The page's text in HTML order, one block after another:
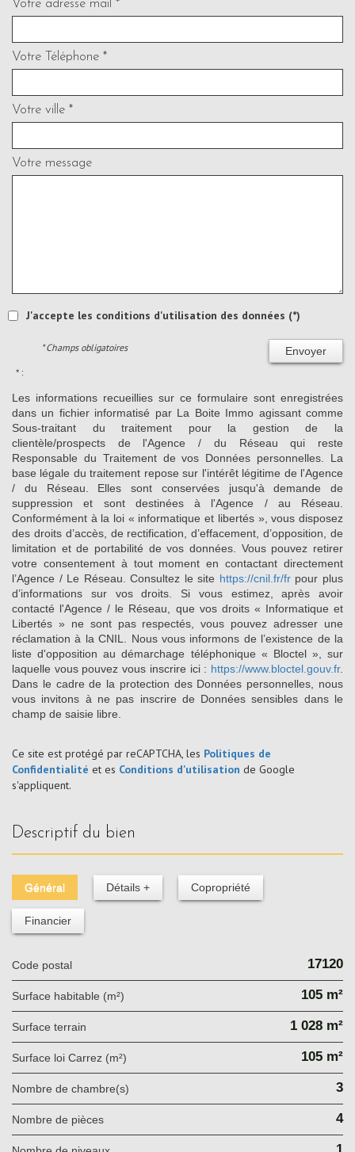
Votre adresse mail *
Votre Téléphone *
Votre ville *
Votre message
J'accepte les conditions d'utilisation des données (*)
Envoyer
* Champs obligatoires
* :
Les informations recueillies sur ce formulaire sont enregistrées
dans un fichier informatisé par La Boite Immo agissant comme
Sous-traitant du traitement pour la gestion de la
clientèle/prospects de l'Agence / du Réseau qui reste
Responsable du Traitement de vos Données personnelles. La
base légale du traitement repose sur l'intérêt légitime de l'Agence
/ du Réseau. Elles sont conservées jusqu'à demande de
suppression et sont destinées à l'Agence / au Réseau.
Conformément à la loi « informatique et libertés », vous disposez
des droits d’accès, de rectification, d’effacement, d’opposition, de
limitation et de portabilité de vos données. Vous pouvez retirer
votre consentement à tout moment en contactant directement
l’Agence / Le Réseau. Consultez le site https://cnil.fr/frpour plus
d’informations sur vos droits. Si vous estimez, après avoir
contacté l'Agence / le Réseau, que vos droits « Informatique et
Libertés » ne sont pas respectés, vous pouvez adresser une
réclamation à la CNIL. Nous vous informons de l’existence de la
liste d'opposition au démarchage téléphonique « Bloctel », sur
laquelle vous pouvez vous inscrire ici : https://www.bloctel.gouv.fr.
Dans le cadre de la protection des Données personnelles, nous
vous invitons à ne pas inscrire de Données sensibles dans le
champ de saisie libre.
Ce site est protégé par reCAPTCHA, les Politiques de
Confidentialité et es Conditions d'utilisation de Google
s'appliquent.
descriptif du bien
Général Détails + Copropriété
Financier
Code postal 17120
Surface habitable (m²) 105 m²
surface terrain 1 028 m²
Surface loi Carrez (m²) 105 m²
Nombre de chambre(s) 3
Nombre de pièces 4